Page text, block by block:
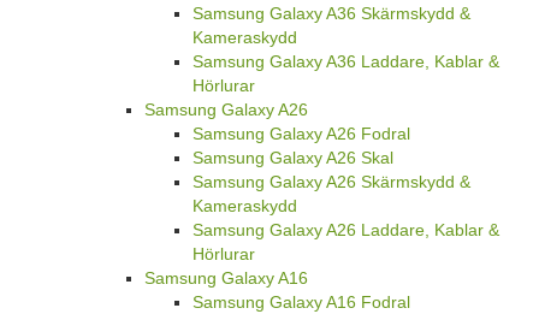
Samsung Galaxy A36 Skärmskydd &
Kameraskydd
Samsung Galaxy A36 Laddare, Kablar &
Hörlurar
Samsung Galaxy A26
Samsung Galaxy A26 Fodral
Samsung Galaxy A26 Skal
Samsung Galaxy A26 Skärmskydd &
Kameraskydd
Samsung Galaxy A26 Laddare, Kablar &
Hörlurar
Samsung Galaxy A16
Samsung Galaxy A16 Fodral